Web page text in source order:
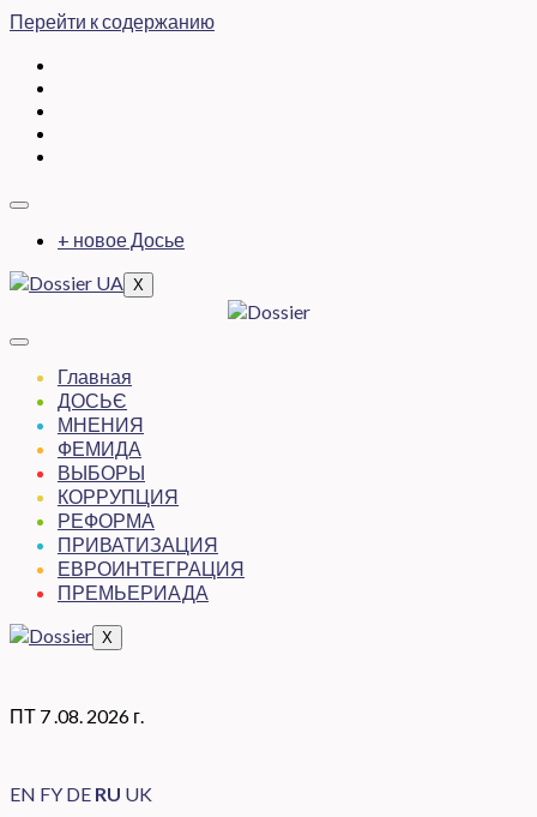
Перейти к содержанию
+ новое Досье
X
Главная
ДОСЬЄ
МНЕНИЯ
ФЕМИДА
ВЫБОРЫ
КОРРУПЦИЯ
РЕФОРМА
ПРИВАТИЗАЦИЯ
ЕВРОИНТЕГРАЦИЯ
ПРЕМЬЕРИАДА
X
ПТ 7 .08. 2026 г.
EN FY DE RU UK